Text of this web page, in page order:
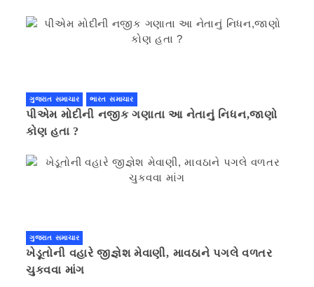
ગુજરાત સમાચાર ભારત સમાચાર
પીએમ મોદીની નજીક ગણાતા આ નેતાનું નિધન,જાણો
કોણ હતા ?
ગુજરાત સમાચાર
ખેડૂતોની વહારે જીજ્ઞેશ મેવાણી, માવઠાને પગલે વળતર
ચુકવવા માંગ